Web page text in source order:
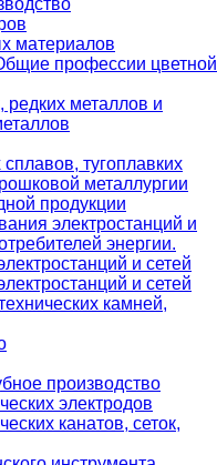
материалов
профессии цветной
редких металлов и
тугоплавких
металлургии
продукции
электростанций и
энергии.
и сетей
и сетей
камней,
производство
электродов
канатов, сеток,